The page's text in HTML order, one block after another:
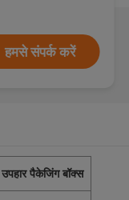
हमसे संपर्क करें
उपहार पैकेजिंग बॉक्स